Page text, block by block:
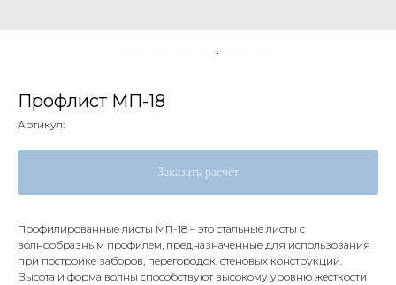
Профлист МП-18
Артикул:
Заказать расчёт
Профилированные листы МП-18 – это стальные листы с
волнообразным профилем, предназначенные для использования
при постройке заборов, перегородок, стеновых конструкций.
Высота и форма волны способствуют высокому уровню жесткости